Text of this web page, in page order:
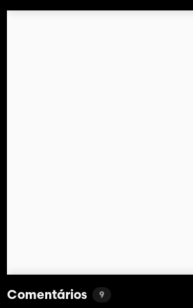
Comentários 9